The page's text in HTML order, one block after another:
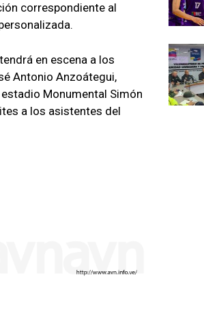
correspondiente al
en escena a los
Antonio Anzoátegui,
Monumental Simón
a los asistentes del